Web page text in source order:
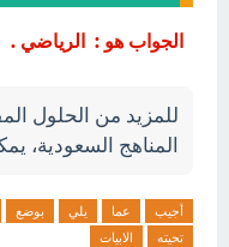
الجواب هو : الرياضي .
للمزيد من الحلول
المناهج السعودية،
أجيب عما يلي بوضع
تحيته
الابيات